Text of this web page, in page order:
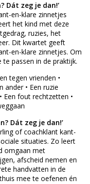
Dát zeg je dan!’
en-klare zinnetjes
het kind met deze
ruzies, het
Dit kwartet geeft
en-klare zinnetjes. Om
passen in de praktijk.
tegen vrienden •
ander • Een ruzie
Een fout rechtzetten •
Dát zeg je dan!’
of coachklant kant-
situaties. Zo leert
omgaan met
afscheid nemen en
handvatten in de
mee te oefenen én